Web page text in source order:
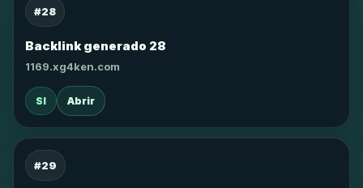
#28
Backlink generado 28
1169.xg4ken.com
SI Abrir
#29